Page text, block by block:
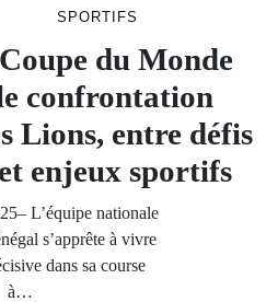
SPORTIFS
du Monde
confrontation
Lions, entre défis
enjeux sportifs
L’équipe nationale
s’apprête à vivre
dans sa course
à…